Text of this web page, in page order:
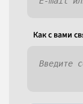
Как c вами